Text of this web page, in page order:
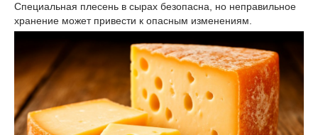
Специальная плесень в сырах безопасна, но неправильное
хранение может привести к опасным изменениям.